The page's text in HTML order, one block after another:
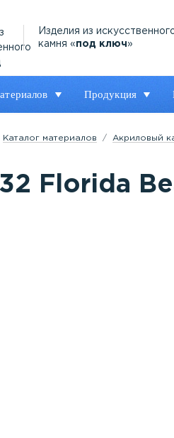
Изделия из
камня «под ключ»
Продукция
Каталог материалов Акриловый
Florida